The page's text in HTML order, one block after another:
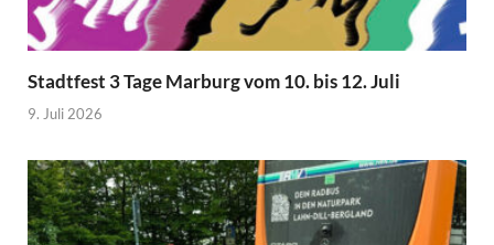
Stadtfest 3 Tage Marburg vom 10. bis 12. Juli
9. Juli 2026